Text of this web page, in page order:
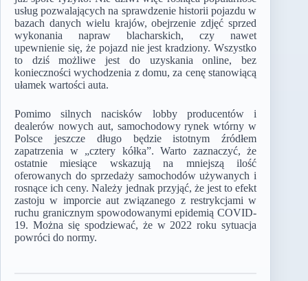
usług pozwalających na sprawdzenie historii pojazdu w
bazach danych wielu krajów, obejrzenie zdjęć sprzed
wykonania napraw blacharskich, czy nawet
upewnienie się, że pojazd nie jest kradziony. Wszystko
to dziś możliwe jest do uzyskania online, bez
konieczności wychodzenia z domu, za cenę stanowiącą
ułamek wartości auta.
Pomimo silnych nacisków lobby producentów i
dealerów nowych aut, samochodowy rynek wtórny w
Polsce jeszcze długo będzie istotnym źródłem
zapatrzenia w „cztery kółka”. Warto zaznaczyć, że
ostatnie miesiące wskazują na mniejszą ilość
oferowanych do sprzedaży samochodów używanych i
rosnące ich ceny. Należy jednak przyjąć, że jest to efekt
zastoju w imporcie aut związanego z restrykcjami w
ruchu granicznym spowodowanymi epidemią COVID-
19. Można się spodziewać, że w 2022 roku sytuacja
powróci do normy.